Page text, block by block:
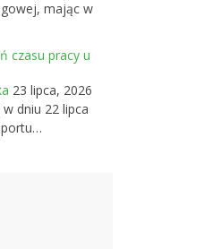
mając w
czasu pracy u
23 lipca, 2026
dniu 22 lipca